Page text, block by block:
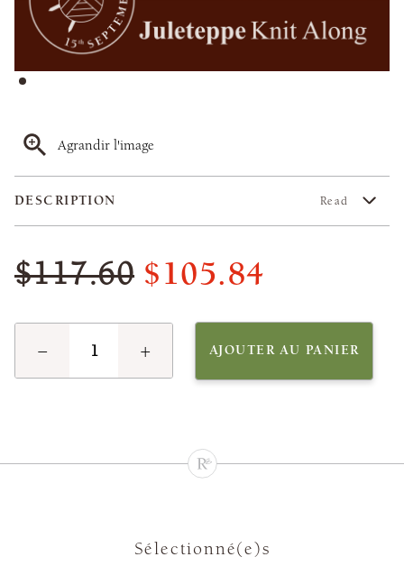
Agrandir l'image
DESCRIPTION Read
$117.60 $105.84
− + AJOUTER AU PANIER
Sélectionné(e)s